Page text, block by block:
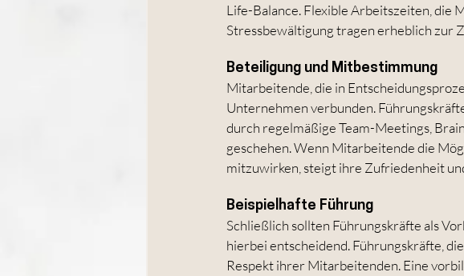
Life-Balance. Flexible Arbeitszeiten, die
Stressbewältigung tragen erheblich zur
Beteiligung und Mitbestimmung
Mitarbeitende, die in
Unternehmen verbunden.
durch regelmäßige Team-Meetings,
geschehen. Wenn Mitarbeitende die
mitzuwirken, steigt ihre Zufriedenheit
Beispielhafte Führung
Schließlich sollten Führungskräfte als
hierbei entscheidend. Führungskräfte,
Respekt ihrer Mitarbeitenden. Eine